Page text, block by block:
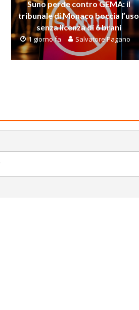
Suno perde contro GEMA: il
tribunale di Monaco boccia l’uso
senza licenza di 6 brani
1 giorno fa Salvatore Pagano